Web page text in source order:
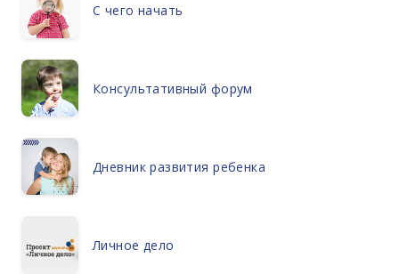
С чего начать
Консультативный форум
Дневник развития ребенка
Личное дело